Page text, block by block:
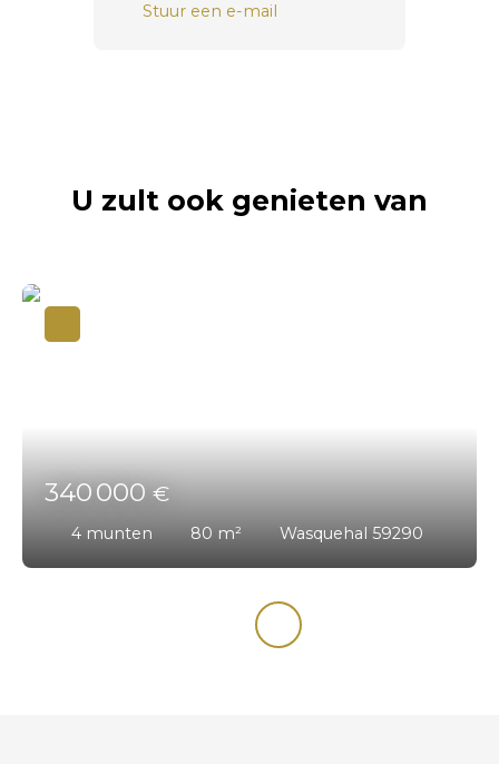
Stuur een e-mail
U zult ook genieten van
340 000€
4 munten 80 m² Wasquehal 59290